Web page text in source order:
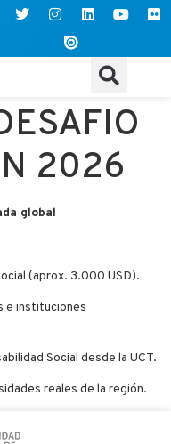
2026
global
(aprox. 3.000 USD).
e instituciones
Social desde la UCT.
reales de la región.